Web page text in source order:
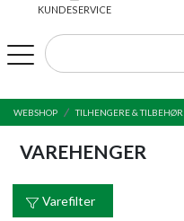
KUNDESERVICE
WEBSHOP TILHENGERE & TILBEHØR
VAREHENGER
Varefilter